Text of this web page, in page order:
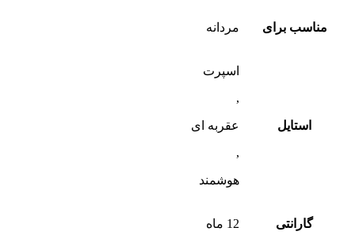
مناسب برای مردانه
استایل
اسپرت
,
عقربه ای
,
هوشمند
گارانتی 12 ماه